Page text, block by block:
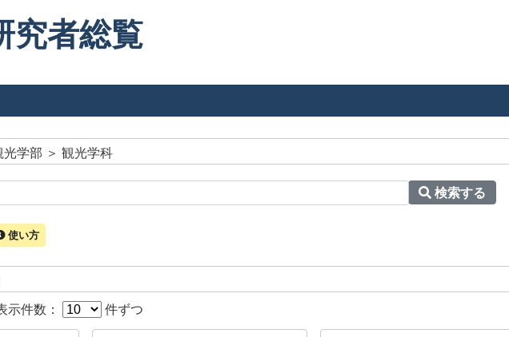
究者総覧
光学部 ＞ 観光学科
検索する
使い方
示件数： 件ずつ